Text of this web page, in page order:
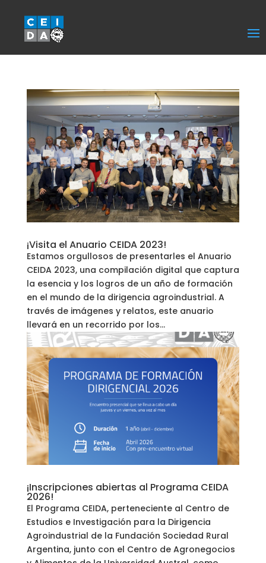
Select Page
¡Visita el Anuario CEIDA 2023!
Estamos orgullosos de presentarles el Anuario
CEIDA 2023, una compilación digital que captura
la esencia y los logros de un año de formación
en el mundo de la dirigencia agroindustrial. A
través de imágenes y relatos, este anuario
llevará en un recorrido por los...
¡Inscripciones abiertas al Programa CEIDA
2026!
El Programa CEIDA, perteneciente al Centro de
Estudios e Investigación para la Dirigencia
Agroindustrial de la Fundación Sociedad Rural
Argentina, junto con el Centro de Agronegocios